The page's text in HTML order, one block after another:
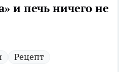
и печь ничего не
Рецепт